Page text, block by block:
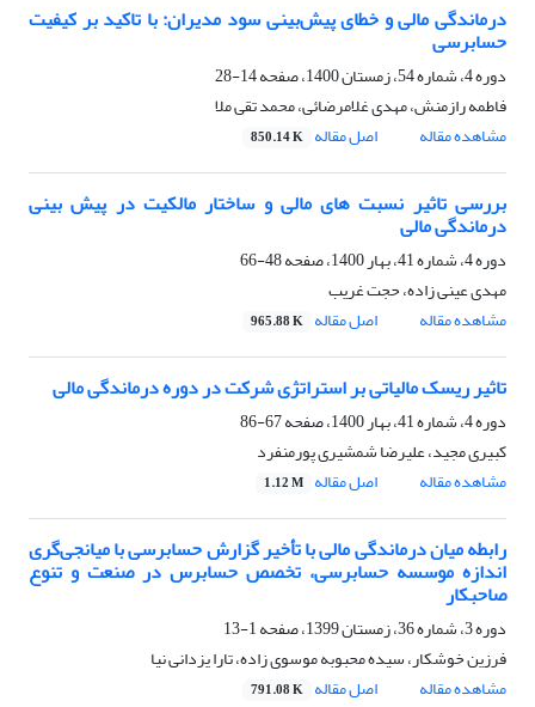
درماندگی مالی و خطای پیش‌بینی سود مدیران: با تاکید بر کیفیت
حسابرسی
دوره 4، شماره 54، زمستان 1400، صفحه
14-28
فاطمه رازمنش، مهدی غلامرضائی، محمد تقی ملا
مشاهده مقاله
اصل مقاله 850.14 K
بررسی تاثیر نسبت های مالی و ساختار مالکیت در پیش بینی
درماندگی مالی
دوره 4، شماره 41، بهار 1400، صفحه
48-66
مهدی عینی زاده، حجت غریب
مشاهده مقاله
اصل مقاله 965.88 K
تاثیر ریسک مالیاتی بر استراتژی شرکت در دوره درماندگی مالی
دوره 4، شماره 41، بهار 1400، صفحه
67-86
کبیری مجید، علیرضا شمشیری پورمنفرد
مشاهده مقاله
اصل مقاله 1.12 M
رابطه میان درماندگی مالی با تأخیر گزارش حسابرسی با میانجی‌گری
اندازه موسسه حسابرسی، تخصص حسابرس در صنعت و تنوع
صاحبکار
دوره 3، شماره 36، زمستان 1399، صفحه
1-13
فرزین خوشکار، سیده محبوبه موسوی زاده، تارا یزدانی نیا
مشاهده مقاله
اصل مقاله 791.08 K